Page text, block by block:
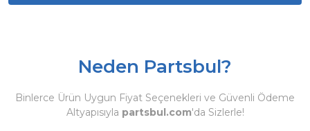
Neden Partsbul?
Binlerce Ürün Uygun Fiyat Seçenekleri ve Güvenli Ödeme
Altyapısıyla partsbul.com'da Sizlerle!